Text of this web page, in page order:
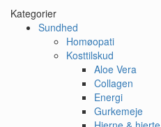
Kategorier
Sundhed
Homøopati
Kosttilskud
Aloe Vera
Collagen
Energi
Gurkemeje